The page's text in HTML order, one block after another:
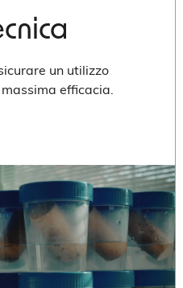
un utilizzo
efficacia.